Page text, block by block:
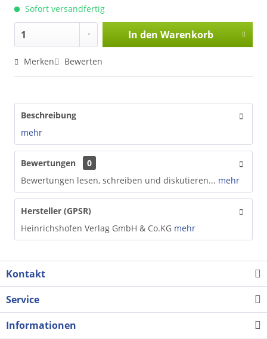
Sofort versandfertig
In den Warenkorb
Merken Bewerten
Beschreibung
mehr
Bewertungen
0
Bewertungen lesen, schreiben und diskutieren... mehr
Hersteller (GPSR)
Heinrichshofen Verlag GmbH & Co.KG mehr
Kontakt
Service
Informationen